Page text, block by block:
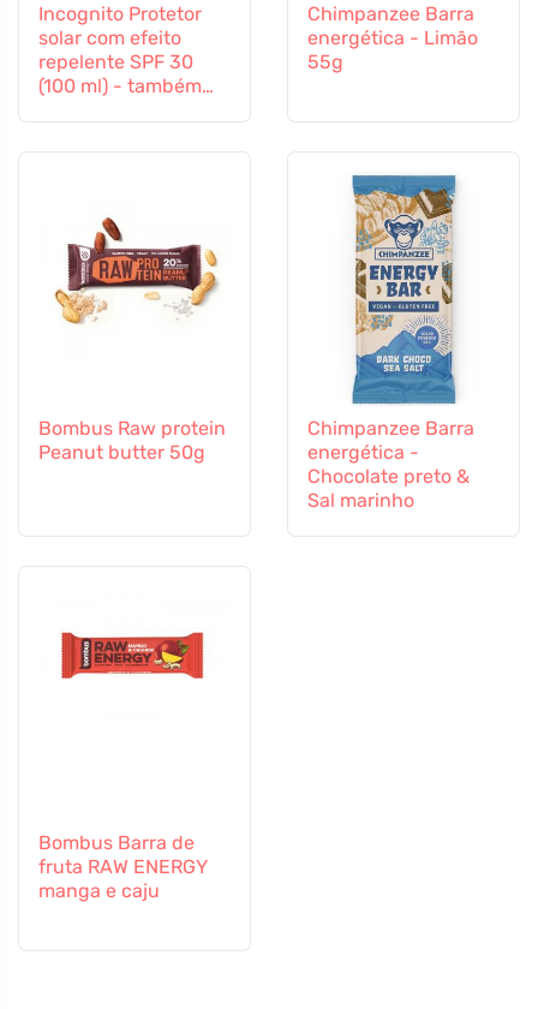
Incognito Protetor
solar com efeito
repelente SPF 30
(100 ml) - também
Chimpanzee Barra
energética - Limão
55g
Bombus Raw protein
Peanut butter 50g
Chimpanzee Barra
energética -
Chocolate preto &
Sal marinho
Bombus Barra de
fruta RAW ENERGY
manga e caju